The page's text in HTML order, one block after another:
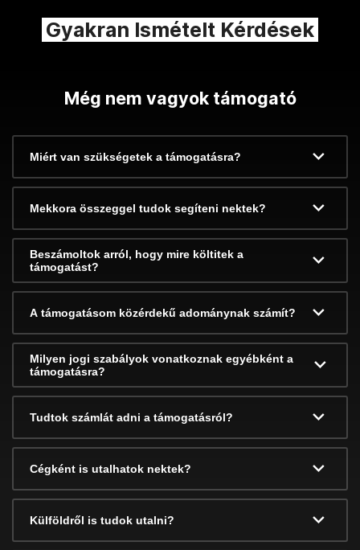
Gyakran Ismételt Kérdések
Még nem vagyok támogató
Miért van szükségetek a támogatásra?
Mekkora összeggel tudok segíteni nektek?
Beszámoltok arról, hogy mire költitek a
támogatást?
A támogatásom közérdekű adománynak számít?
Milyen jogi szabályok vonatkoznak egyébként a
támogatásra?
Tudtok számlát adni a támogatásról?
Cégként is utalhatok nektek?
Külföldről is tudok utalni?